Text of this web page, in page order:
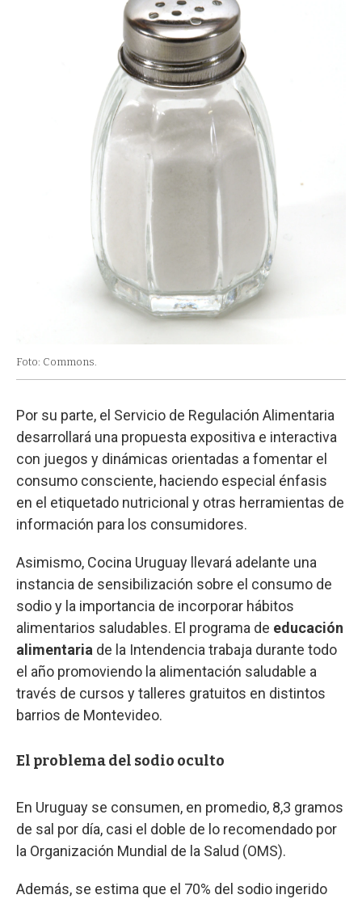
Foto: Commons.
Por su parte, el Servicio de Regulación Alimentaria
desarrollará una propuesta expositiva e interactiva
con juegos y dinámicas orientadas a fomentar el
consumo consciente, haciendo especial énfasis
en el etiquetado nutricional y otras herramientas de
información para los consumidores.
Asimismo, Cocina Uruguay llevará adelante una
instancia de sensibilización sobre el consumo de
sodio y la importancia de incorporar hábitos
alimentarios saludables. El programa de educación
alimentaria de la Intendencia trabaja durante todo
el año promoviendo la alimentación saludable a
través de cursos y talleres gratuitos en distintos
barrios de Montevideo.
El problema del sodio oculto
En Uruguay se consumen, en promedio, 8,3 gramos
de sal por día, casi el doble de lo recomendado por
la Organización Mundial de la Salud (OMS).
Además, se estima que el 70% del sodio ingerido